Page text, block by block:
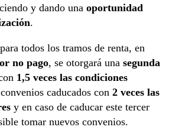
y dando una oportunidad
.
todos los tramos de renta, en
no pago, se otorgará una segunda
1,5 veces las condiciones
caducados con 2 veces las
y en caso de caducar este tercer
tomar nuevos convenios.